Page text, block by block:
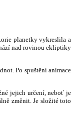
planetky vykreslila a
nad rovinou ekliptiky
Po spuštění animace
jejich určení, neboť je
změnit. Je složité toto